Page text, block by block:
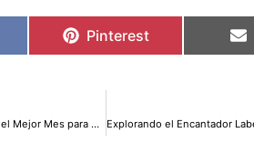
Pinterest
Los Cuatro Secretos de Octubre: Descubre por qué es el Mejor Mes para Viajar a China